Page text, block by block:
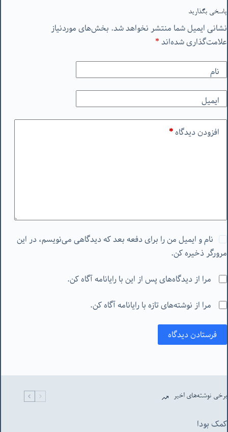
پاسخی بگذارید
نشانی ایمیل شما منتشر نخواهد شد. بخش‌های موردنیاز
علامت‌گذاری شده‌اند*
نام
ایمیل
افزودن دیدگاه*
نام و ایمیل من را برای دفعه بعد که دیدگاهی می‌نویسم، در این
مرورگر ذخیره کن.
مرا از دیدگاه‌های پس از این با رایانامه آگاه کن.
مرا از نوشته‌های تازه با رایانامه آگاه کن.
فرستادن دیدگاه
برخی نوشته‌های اخیر
کمک بودا